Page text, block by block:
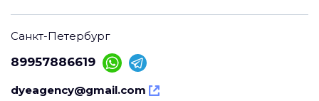
Санкт-Петербург
89957886619
dyeagency@gmail.com